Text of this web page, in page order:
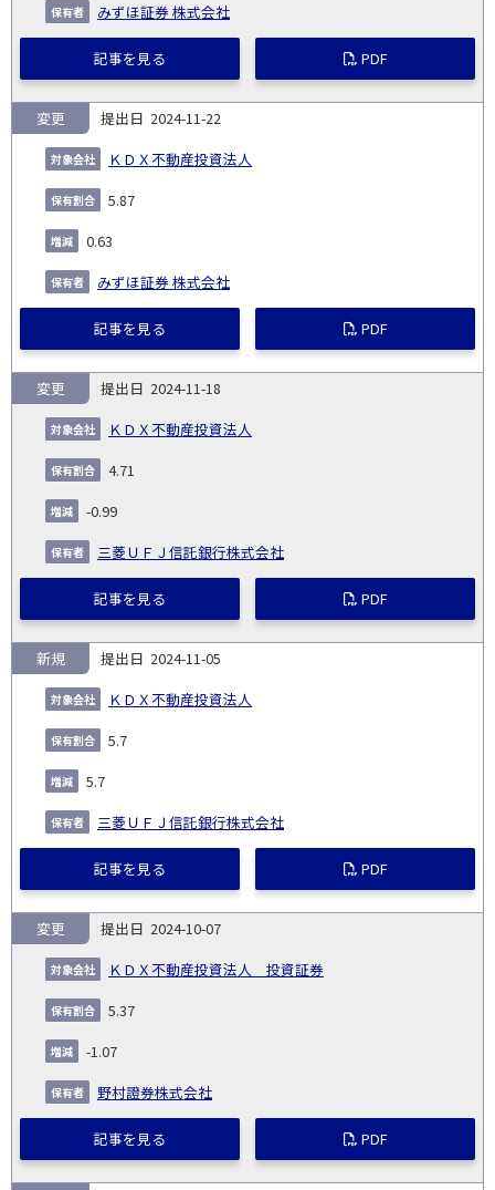
みずほ証券 株式会社
記事を見る PDF
2024-11-22
ＫＤＸ不動産投資法人
変更
5.87
0.63
みずほ証券 株式会社
記事を見る PDF
2024-11-18
ＫＤＸ不動産投資法人
変更
4.71
-0.99
三菱ＵＦＪ信託銀行株式会社
記事を見る PDF
2024-11-05
ＫＤＸ不動産投資法人
新規
5.7
5.7
三菱ＵＦＪ信託銀行株式会社
記事を見る PDF
2024-10-07
ＫＤＸ不動産投資法人 投資証券
変更
5.37
-1.07
野村證券株式会社
記事を見る PDF